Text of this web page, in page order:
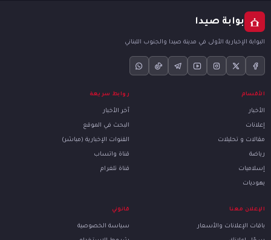
بوابة صيدا
البوابة الإخبارية الأولى في مدينة صيدا والجنوب اللبناني
الأقسام
الأخبار
إعلانات
مقالات و تحليلات
رياضة
إسلاميات
يهوديات
روابط سريعة
آخر الأخبار
البحث في الموقع
القنوات الإخبارية (مباشر)
قناة واتساب
قناة تلغرام
الإعلان معنا
باقات الإعلانات والأسعار
قانوني
سياسة الخصوصية